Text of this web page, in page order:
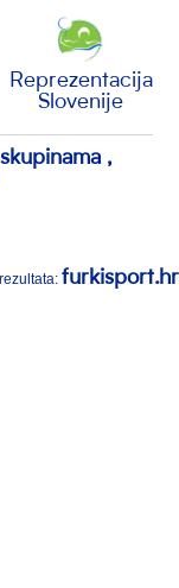
Reprezentacija
Slovenije
,
furkisport.hr